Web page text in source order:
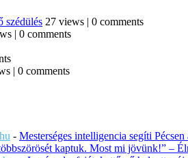
szédülés 27 views | 0 comments
| 0 comments
| 0 comments
- Mesterséges intelligencia segíti
kaptuk. Most mi jövünk!” –